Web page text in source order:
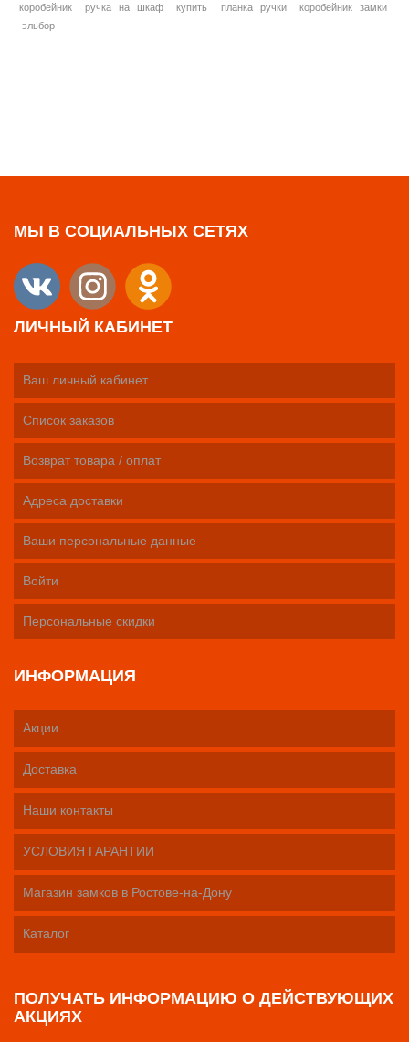
коробейник
ручка на шкаф купить планка ручки
коробейник замки
эльбор
МЫ В СОЦИАЛЬНЫХ СЕТЯХ
ЛИЧНЫЙ КАБИНЕТ
Ваш личный кабинет
Список заказов
Возврат товара / оплат
Адреса доставки
Ваши персональные данные
Войти
Персональные скидки
ИНФОРМАЦИЯ
Акции
Доставка
Наши контакты
УСЛОВИЯ ГАРАНТИИ
Магазин замков в Ростове-на-Дону
Каталог
ПОЛУЧАТЬ ИНФОРМАЦИЮ О ДЕЙСТВУЮЩИХ
АКЦИЯХ